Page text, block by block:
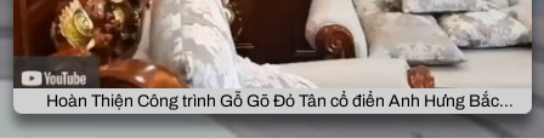
Hoàn Thiện Công trình Gỗ Gõ Đỏ Tân cổ điển Anh Hưng Bắc
Giang